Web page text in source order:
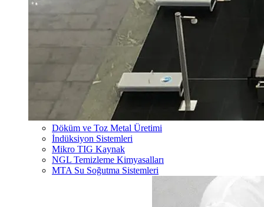
Döküm ve Toz Metal Üretimi
İndüksiyon Sistemleri
Mikro TIG Kaynak
NGL Temizleme Kimyasalları
MTA Su Soğutma Sistemleri